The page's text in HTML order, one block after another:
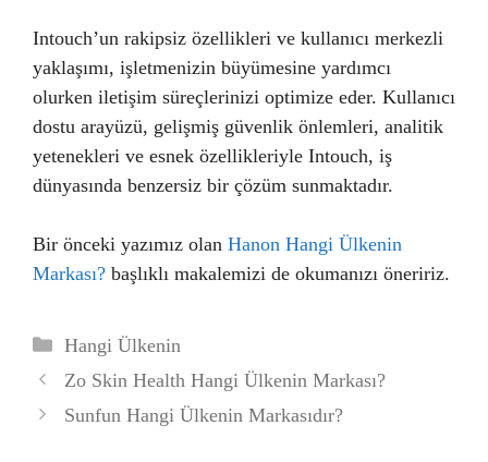
Intouch’un rakipsiz özellikleri ve kullanıcı merkezli
yaklaşımı, işletmenizin büyümesine yardımcı
olurken iletişim süreçlerinizi optimize eder. Kullanıcı
dostu arayüzü, gelişmiş güvenlik önlemleri, analitik
yetenekleri ve esnek özellikleriyle Intouch, iş
dünyasında benzersiz bir çözüm sunmaktadır.
Bir önceki yazımız olan Hanon Hangi Ülkenin
Markası? başlıklı makalemizi de okumanızı öneririz.
Kategoriler
Hangi Ülkenin
Zo Skin Health Hangi Ülkenin Markası?
Sunfun Hangi Ülkenin Markasıdır?